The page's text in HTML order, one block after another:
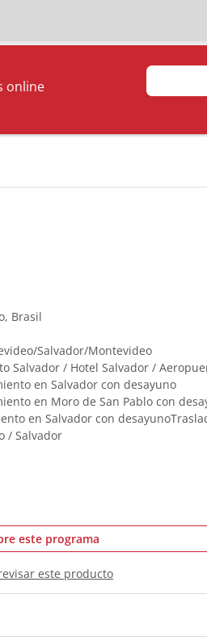
online
Brasil
Salvador/Montevideo
Salvador / Hotel Salvador /
en Salvador con desayuno
en Moro de San Pablo con
en Salvador con
/ Salvador
este programa
este producto